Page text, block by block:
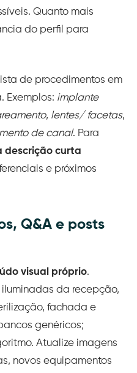
Quanto mais
do perfil para
de procedimentos em
Exemplos: implante
, lentes/ facetas,
de canal. Para
descrição curta
e próximos
Q&A e posts
visual próprio.
da recepção,
fachada e
genéricos;
Atualize imagens
novos equipamentos